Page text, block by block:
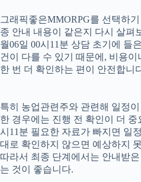
그래픽좋은MMORPG를 선택하
종 안내 내용이 같은지 다시 살펴
월06일 00시11분 상담 초기에 들
건이 다를 수 있기 때문에, 비용
한 번 더 확인하는 편이 안전합니
특히 농업관련주와 관련해 일정
한 경우에는 진행 전 확인이 더 중
시11분 필요한 자료가 빠지면 일
대로 확인하지 않으면 예상하지
따라서 최종 단계에서는 안내받
는 것이 좋습니다.